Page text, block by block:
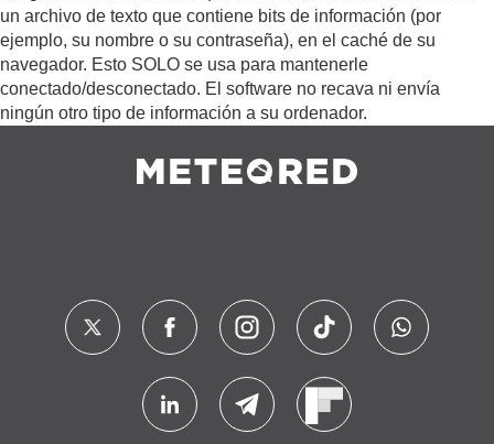
un archivo de texto que contiene bits de información (por
ejemplo, su nombre o su contraseña), en el caché de su
navegador. Esto SOLO se usa para mantenerle
conectado/desconectado. El software no recava ni envía
ningún otro tipo de información a su ordenador.